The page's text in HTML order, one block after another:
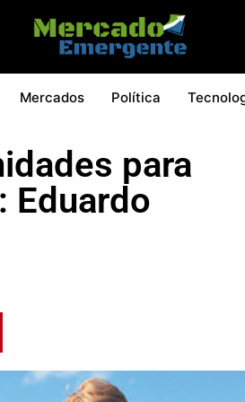
Mercados Política
para
Eduardo